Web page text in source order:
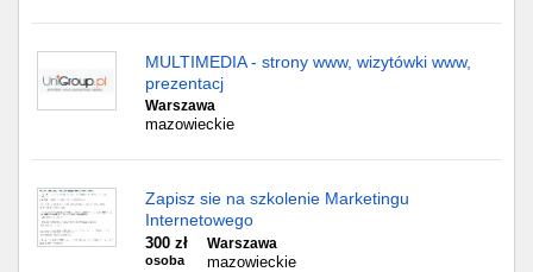
MULTIMEDIA - strony www, wizytówki www,
prezentacj
Warszawa
mazowieckie
Zapisz sie na szkolenie Marketingu
Internetowego
300 zł
osoba
Warszawa
mazowieckie